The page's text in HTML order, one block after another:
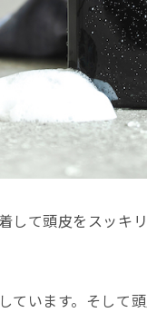
て頭皮をスッキ
います。そして